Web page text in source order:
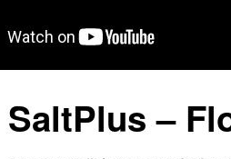
SaltPlus –